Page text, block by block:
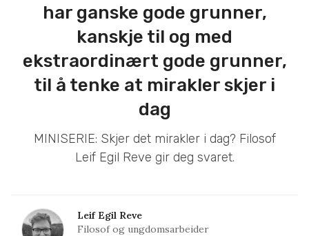
har ganske gode grunner,
kanskje til og med
ekstraordinært gode grunner,
til å tenke at mirakler skjer i
dag
MINISERIE: Skjer det mirakler i dag? Filosof
Leif Egil Reve gir deg svaret.
Leif Egil Reve
Filosof og ungdomsarbeider